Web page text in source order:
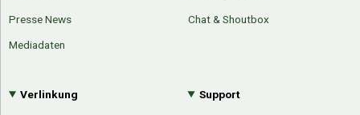
Presse News
Mediadaten
Chat & Shoutbox
Verlinkung Support